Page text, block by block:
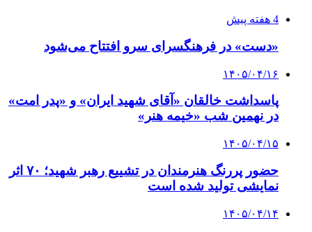
4 هفته پیش
«دست» در فرهنگسرای سرو افتتاح می‌شود
۱۴۰۵/۰۴/۱۶
پاسداشت خالقان «آقای شهید ایران» و «پدر امت»
در نهمین شب «خیمه هنر»
۱۴۰۵/۰۴/۱۵
حضور پررنگ هنرمندان در تشییع رهبر شهید؛ ۷۰ اثر
نمایشی تولید شده است
۱۴۰۵/۰۴/۱۴